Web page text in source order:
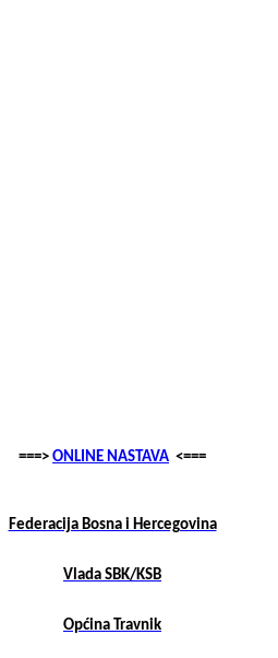
===> ONLINE NASTAVA <===
Federacija Bosna i Hercegovina
Vlada SBK/KSB
Općina Travnik